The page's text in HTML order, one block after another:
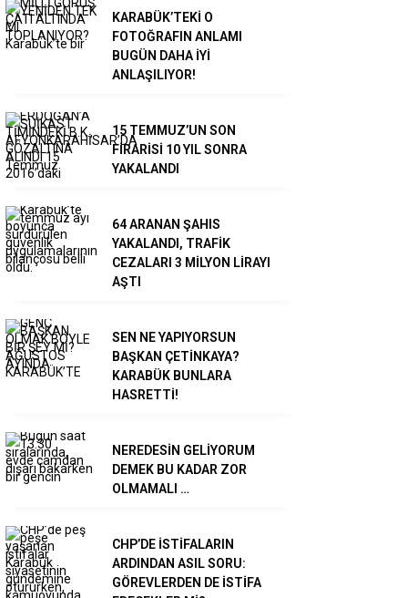
KARABÜK’TEKİ O
FOTOĞRAFIN ANLAMI
BUGÜN DAHA İYİ
ANLAŞILIYOR!
15 TEMMUZ’UN SON
FİRARİSİ 10 YIL SONRA
YAKALANDI
64 ARANAN ŞAHIS
YAKALANDI, TRAFİK
CEZALARI 3 MİLYON LİRAYI
AŞTI
SEN NE YAPIYORSUN
BAŞKAN ÇETİNKAYA?
KARABÜK BUNLARA
HASRETTİ!
NEREDESİN GELİYORUM
DEMEK BU KADAR ZOR
OLMAMALI …
CHP’DE İSTİFALARIN
ARDINDAN ASIL SORU:
GÖREVLERDEN DE İSTİFA